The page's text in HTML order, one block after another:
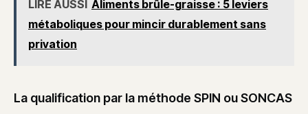
LIRE AUSSI Aliments brûle-graisse : 5 leviers
métaboliques pour mincir durablement sans
privation
La qualification par la méthode SPIN ou SONCAS